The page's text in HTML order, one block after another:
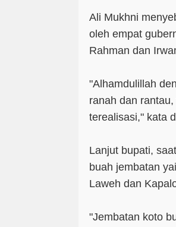
Ali Mukhni
oleh empat
Rahman dan
"Alhamdulillah
ranah dan
terealisasi," kata
Lanjut bupati,
buah jembatan
Laweh dan
"Jembatan koto